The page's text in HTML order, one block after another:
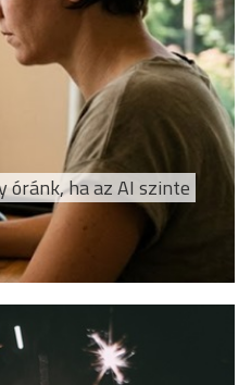
óránk, ha az AI szinte